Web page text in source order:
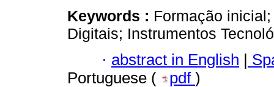
Keywords : Formação
Digitais; Instrumentos
· abstract in English |
Portuguese (
pdf )